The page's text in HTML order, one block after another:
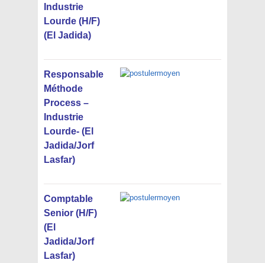
Industrie
Lourde (H/F)
(El Jadida)
Responsable
Méthode
Process –
Industrie
Lourde- (El
Jadida/Jorf
Lasfar)
Comptable
Senior (H/F)
(El
Jadida/Jorf
Lasfar)